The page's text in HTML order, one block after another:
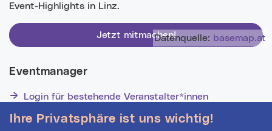
Datenquelle: basemap.at
Ihre Privatsphäre ist uns wichtig!
Event-Highlights in Linz.
Jetzt mitmachen!
Eventmanager
Login für bestehende Veranstalter*innen
Veranstalter*innen!